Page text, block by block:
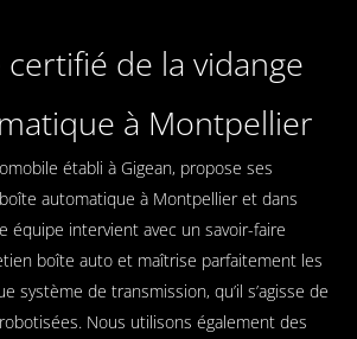
certifié de la vidange
à Montpellier
établi à Gigean, propose ses
automatique à Montpellier et dans
équipe intervient avec un savoir-faire
boîte auto et maîtrise parfaitement les
système de transmission, qu’il s’agisse de
Nous utilisons également des